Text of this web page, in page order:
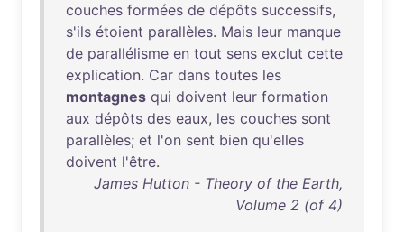
couches formées de dépôts successifs,
s'ils étoient parallèles. Mais leur manque
de parallélisme en tout sens exclut cette
explication. Car dans toutes les
montagnes qui doivent leur formation
aux dépôts des eaux, les couches sont
parallèles; et l'on sent bien qu'elles
doivent l'être.
James Hutton - Theory of the Earth,
Volume 2 (of 4)